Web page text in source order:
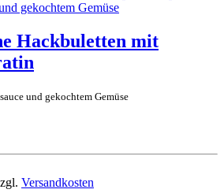
Hackbuletten mit
und gekochtem Gemüse
Versandkosten